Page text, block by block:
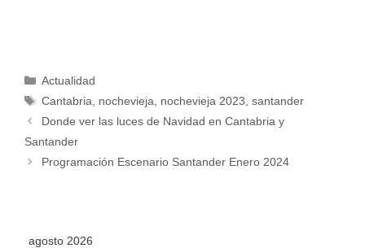
Categorías
Actualidad
Etiquetas
Cantabria nochevieja nochevieja 2023 ,santander
Donde ver las luces de Navidad en Cantabria y
Santander
Programación Escenario Santander Enero 2024
agosto 2026